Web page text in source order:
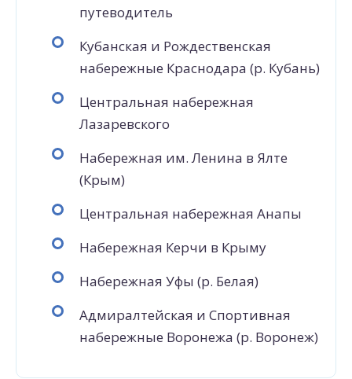
путеводитель
Кубанская и Рождественская
набережные Краснодара (р. Кубань)
Центральная набережная
Лазаревского
Набережная им. Ленина в Ялте
(Крым)
Центральная набережная Анапы
Набережная Керчи в Крыму
Набережная Уфы (р. Белая)
Адмиралтейская и Спортивная
набережные Воронежа (р. Воронеж)